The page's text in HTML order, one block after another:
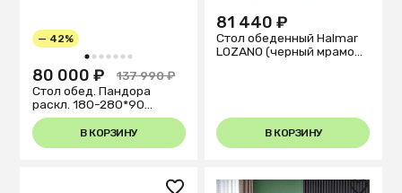
1 2 3 4 5 6 7
— 42%
80 000 ₽
137 990 ₽
Стол обед. Пандора
раскл. 180-280*90
керам.темн.
В КОРЗИНУ
81 440 ₽
Стол обеденный Halmar
LOZANO (черный мрамор/
В КОРЗИНУ